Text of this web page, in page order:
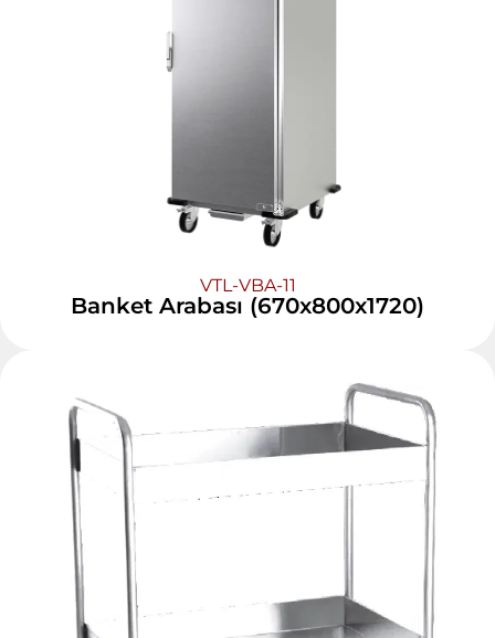
VTL-VBA-11
Banket Arabası (670x800x1720)